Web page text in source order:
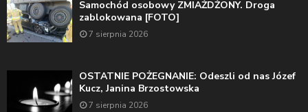
Samochód osobowy ZMIAŻDŻONY. Droga
zablokowana [FOTO]
7 sierpnia 2026
OSTATNIE POŻEGNANIE: Odeszli od nas Józef
Kucz, Janina Brzostowska
7 sierpnia 2026